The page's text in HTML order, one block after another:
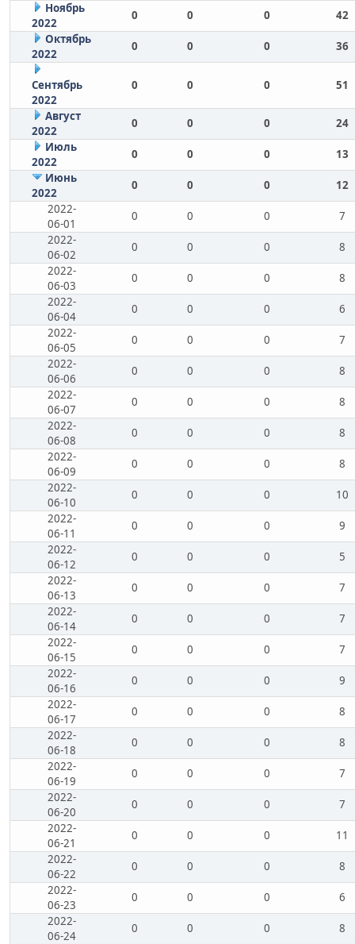
Ноябрь
2022
0 0 0
42
Октябрь
2022
0 0 0 36
Сентябрь
2022
0 0 0 51
Август
2022
0 0 0
24
Июль
2022
0 0 0
13
Июнь
2022
0 0 0
12
2022-
06-01
0 0 0
7
2022-
06-02
0 0 0
8
2022-
06-03
0 0 0
8
2022-
06-04
0 0 0
6
2022-
06-05
0 0 0
7
2022-
06-06
0 0 0
8
2022-
06-07
0 0 0
8
2022-
06-08
0 0 0
8
2022-
06-09
0 0 0
8
2022-
06-10
0 0 0
10
2022-
06-11
0 0 0
9
2022-
06-12
0 0 0
5
2022-
06-13
0 0 0
7
2022-
06-14
0 0 0
7
2022-
06-15
0 0 0
7
2022-
06-16
0 0 0
9
2022-
06-17
0 0 0
8
2022-
06-18
0 0 0
8
2022-
06-19
0 0 0
7
2022-
06-20
0 0 0
7
2022-
06-21
0 0 0
11
2022-
06-22
0 0 0
8
2022-
06-23
0 0 0
6
2022-
06-24
0 0 0
8